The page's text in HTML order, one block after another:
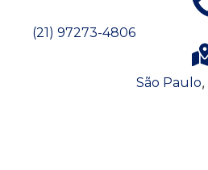
(21) 97273-4806
São Paulo,